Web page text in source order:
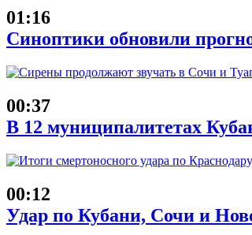
01:16
Синоптики обновили
00:37
В 12 муниципалитетах
00:12
Удар по Кубани, Сочи и